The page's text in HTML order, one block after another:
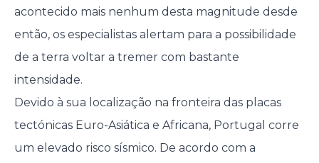
acontecido mais nenhum desta magnitude desde
então, os especialistas alertam para a possibilidade
de a terra voltar a tremer com bastante
intensidade.
Devido à sua localização na fronteira das placas
tectónicas Euro-Asiática e Africana, Portugal corre
um elevado risco sísmico. De acordo com a